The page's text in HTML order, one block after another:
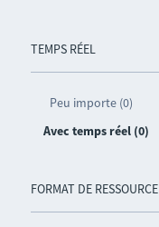
TEMPS RÉEL
Peu importe (0)
Avec temps réel (0)
FORMAT DE RESSOURCE